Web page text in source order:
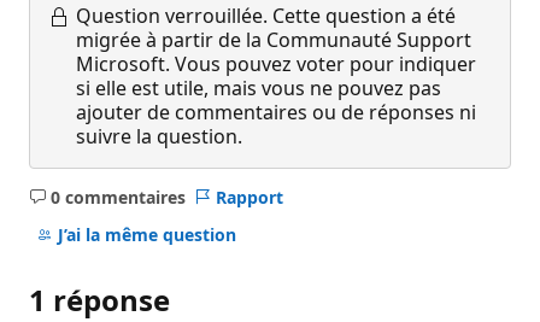
Question verrouillée. Cette question a été
migrée à partir de la Communauté Support
Microsoft. Vous pouvez voter pour indiquer
si elle est utile, mais vous ne pouvez pas
ajouter de commentaires ou de réponses ni
suivre la question.
0 commentaires
Aucun
commentaire
Rapport
J’ai la même question
1 réponse